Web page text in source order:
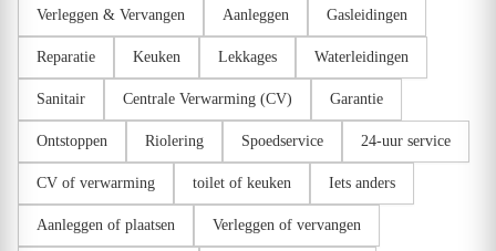
Verleggen & Vervangen Aanleggen Gasleidingen
Reparatie Keuken Lekkages Waterleidingen
Sanitair Centrale Verwarming (CV) Garantie
Ontstoppen Riolering Spoedservice 24-uur service
CV of verwarming toilet of keuken Iets anders
Aanleggen of plaatsen Verleggen of vervangen